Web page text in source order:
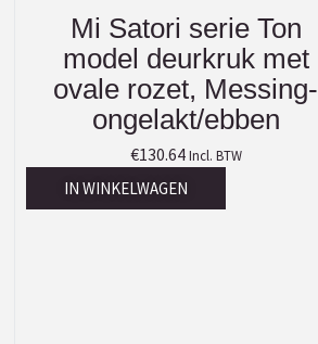
Mi Satori serie Ton
model deurkruk met
ovale rozet, Messing-
ongelakt/ebben
€130.64 Incl. BTW
IN WINKELWAGEN